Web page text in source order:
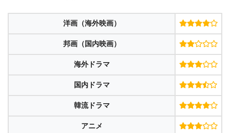
洋画（海外映画）
邦画（国内映画）
海外ドラマ
国内ドラマ
韓流ドラマ
アニメ